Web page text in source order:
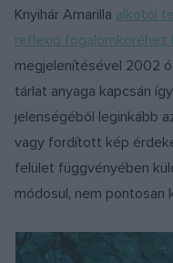
Knyihár Amarilla alkotói
reflexió fogalomköréhez
megjelenítésével 2002
tárlat anyaga kapcsán
jelenségéből leginkább
vagy fordított kép
felület függvényében
módosul, nem pontosan